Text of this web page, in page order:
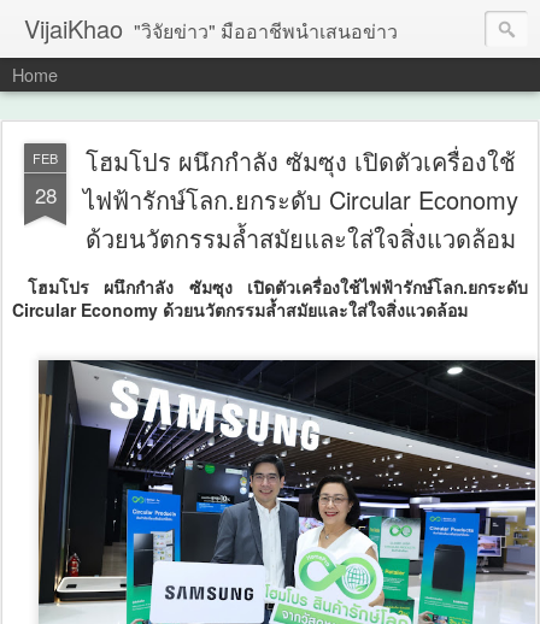
VijaiKhao "วิจัยข่าว" มืออาชีพนำเสนอข่าว
Home
FEB
28
โฮมโปร ผนึกกำลัง ซัมซุง เปิดตัวเครื่องใช้
ไฟฟ้ารักษ์โลก.ยกระดับ Circular Economy
ด้วยนวัตกรรมล้ำสมัยและใส่ใจสิ่งแวดล้อม
โฮมโปร ผนึกกำลัง ซัมซุง เปิดตัวเครื่องใช้ไฟฟ้ารักษ์โลก.ยกระดับ
Circular Economy ด้วยนวัตกรรมล้ำสมัยและใส่ใจสิ่งแวดล้อม